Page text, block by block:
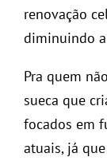
renovação
diminuindo
Pra quem
sueca que
focados em
atuais, já